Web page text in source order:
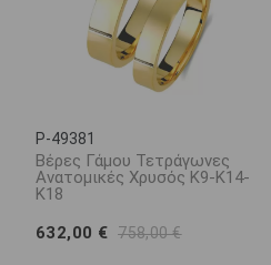
P-49381
Βέρες Γάμου Τετράγωνες
Ανατομικές Χρυσός Κ9-Κ14-
Κ18
632,00 € 758,00 €